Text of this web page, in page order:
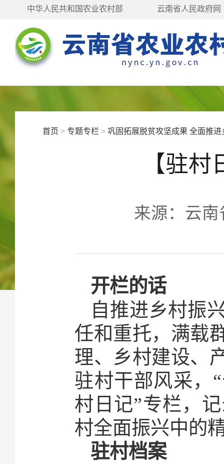
中华人民共和国农业农村部 云南省人民政府网
首页 > 专题专栏 >巩固拓展脱贫攻坚成果 全面推进
【驻
来源：云
开栏的话
自推进乡村振
任和重托，满载
理、乡村建设、
驻村干部风采，
村日记”专栏，
村全面振兴中的
驻村档案